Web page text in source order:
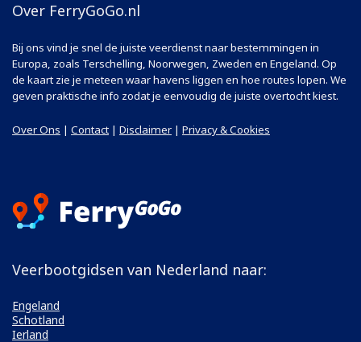
Over FerryGoGo.nl
Bij ons vind je snel de juiste veerdienst naar bestemmingen in
Europa, zoals Terschelling, Noorwegen, Zweden en Engeland. Op
de kaart zie je meteen waar havens liggen en hoe routes lopen. We
geven praktische info zodat je eenvoudig de juiste overtocht kiest.
Over Ons | Contact| Disclaimer | Privacy & Cookies
Veerbootgidsen van Nederland naar:
Engeland
Schotland
Ierland